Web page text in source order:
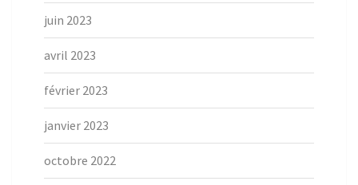
juin 2023
avril 2023
février 2023
janvier 2023
octobre 2022